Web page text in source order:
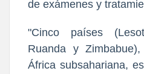
de exámenes y
"Cinco países
Ruanda y
África subsahariana,